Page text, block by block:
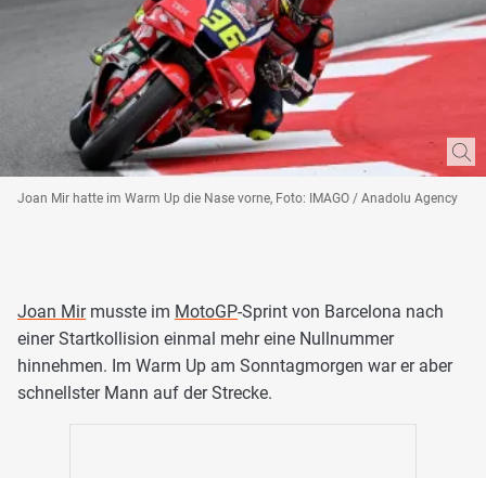
Joan Mir hatte im Warm Up die Nase vorne, Foto: IMAGO / Anadolu Agency
Joan Mirmusste im MotoGP-Sprint von Barcelona nach
einer Startkollision einmal mehr eine Nullnummer
hinnehmen. Im Warm Up am Sonntagmorgen war er aber
schnellster Mann auf der Strecke.